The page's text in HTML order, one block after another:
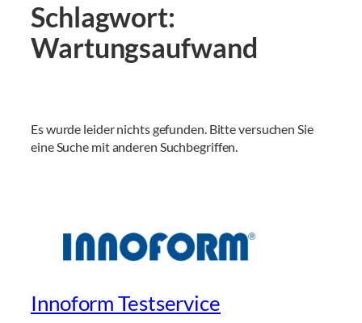
Schlagwort:
Wartungsaufwand
Es wurde leider nichts gefunden. Bitte versuchen Sie
eine Suche mit anderen Suchbegriffen.
Innoform Testservice